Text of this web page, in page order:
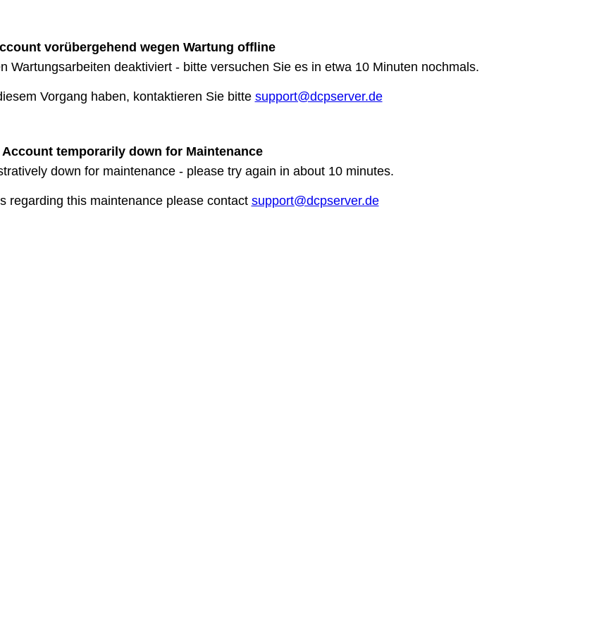
vorübergehend wegen Wartung offline
Wartungsarbeiten deaktiviert - bitte versuchen Sie es in etwa 10 Minuten nochmals.
Vorgang haben, kontaktieren Sie bitte support@dcpserver.de
Account temporarily down for Maintenance
down for maintenance - please try again in about 10 minutes.
regarding this maintenance please contact support@dcpserver.de